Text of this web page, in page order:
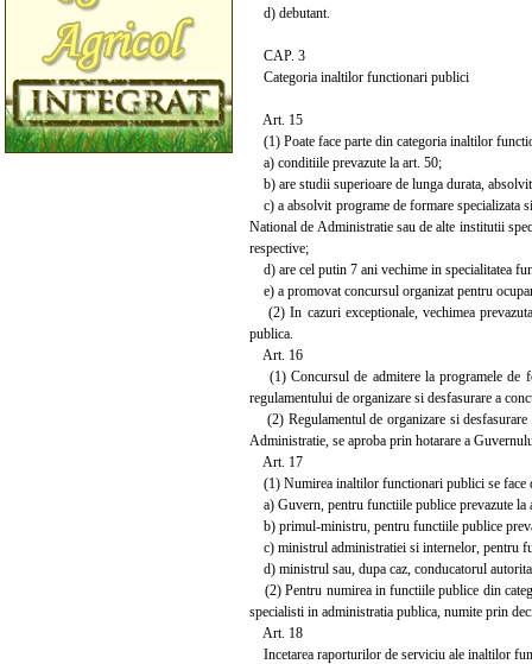
d) debutant.
CAP. 3
Categoria inaltilor functionari publici
Art. 15
(1) Poate face parte din categoria inaltilor
a) conditiile prevazute la art. 50;
b) are studii superioare de lunga durata,
c) a absolvit programe de formare specializata
National de Administratie sau de alte institutii
respective;
d) are cel putin 7 ani vechime in specialitatea
e) a promovat concursul organizat pentru
(2) In cazuri exceptionale, vechimea
publica.
Art. 16
(1) Concursul de admitere la programele de
regulamentului de organizare si desfasurare a
(2) Regulamentul de organizare si
Administratie, se aproba prin hotarare a
Art. 17
(1) Numirea inaltilor functionari publici se face
a) Guvern, pentru functiile publice prevazute la
b) primul-ministru, pentru functiile publice
c) ministrul administratiei si internelor, pentru
d) ministrul sau, dupa caz, conducatorul
(2) Pentru numirea in functiile publice din
specialisti in administratia publica, numite prin
Art. 18
Incetarea raporturilor de serviciu ale inaltilor